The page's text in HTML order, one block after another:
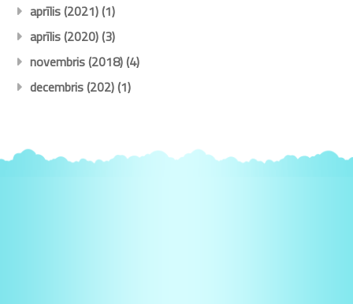
aprīlis (2021)(1)
aprīlis (2020)(3)
novembris (2018)(4)
decembris (202)(1)